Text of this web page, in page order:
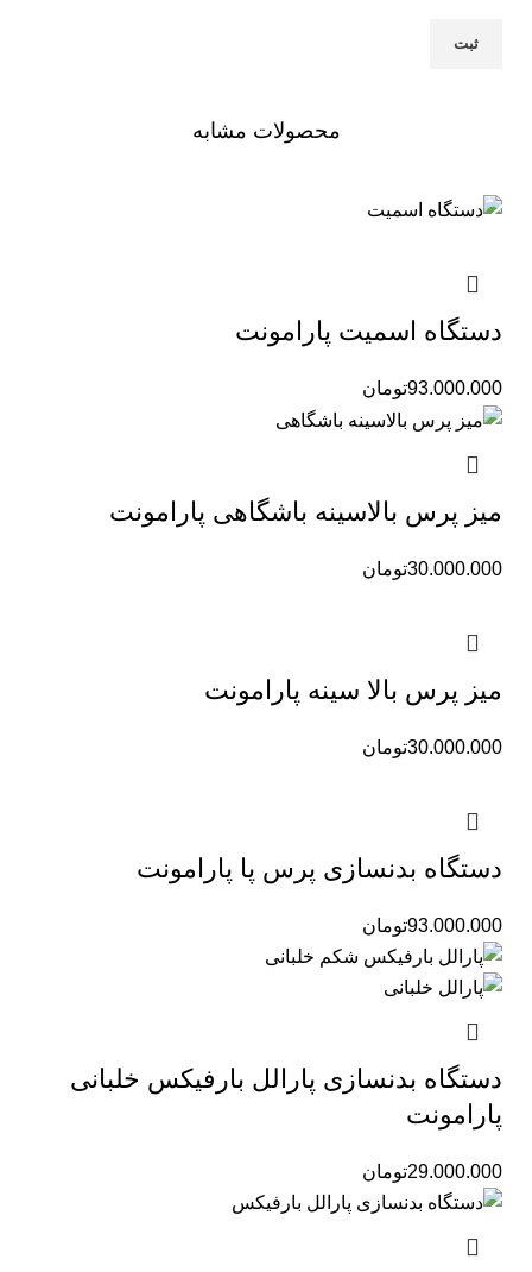
محصولات مشابه
دستگاه اسمیت پارامونت
تومان93.000.000
میز پرس بالاسینه باشگاهی پارامونت
تومان30.000.000
میز پرس بالا سینه پارامونت
تومان30.000.000
دستگاه بدنسازی پرس پا پارامونت
تومان93.000.000
دستگاه بدنسازی پارالل بارفیکس خلبانی
پارامونت
تومان29.000.000